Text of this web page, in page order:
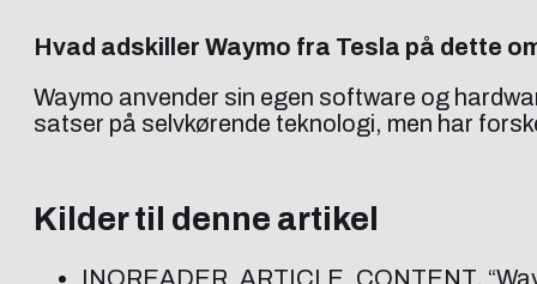
Hvad adskiller Waymo fra Tesla på dette
Waymo anvender sin egen software og
satser på selvkørende teknologi, men har
Kilder til denne artikel
INOREADER_ARTICLE_CONTENT.